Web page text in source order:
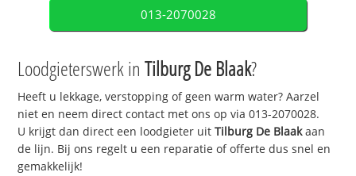
013-2070028
Loodgieterswerk inTilburg De Blaak?
Heeft u lekkage, verstopping of geen warm water? Aarzel
niet en neem direct contact met ons op via 013-2070028.
U krijgt dan direct een loodgieter uitTilburg De Blaakaan
de lijn. Bij ons regelt u een reparatie of offerte dus snel en
gemakkelijk!